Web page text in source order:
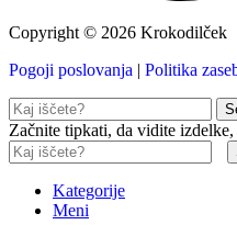
Copyright © 2026 Krokodilček
Pogoji poslovanja | Politika
Začnite tipkati, da vidite
Kategorije
Meni